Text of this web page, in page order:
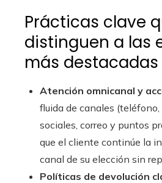
Prácticas clave
distinguen a las
más destacadas
Atención omnicanal y
fluida de canales (teléfono,
sociales, correo y puntos
que el cliente continúe la
canal de su elección sin
Políticas de devolución